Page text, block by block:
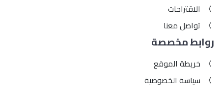
الاقتراحات
تواصل معنا
روابط مخصصة
خريطة الموقع
سياسة الخصوصية